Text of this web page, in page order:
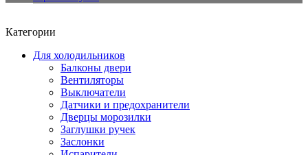
Категории
Для холодильников
Балконы двери
Вентиляторы
Выключатели
Датчики и предохранители
Дверцы морозилки
Заглушки ручек
Заслонки